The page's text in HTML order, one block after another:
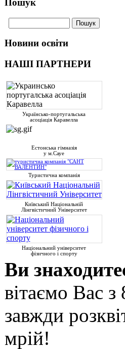
Пошук
Новини освіти
НАШІ ПАРТНЕРИ
Українсько-португальська
асоціація Каравелла
Естонська гімназія
у м.Сауе
Туристична компанія
Київський Національній
Лінгвістичний Університет
Національний університет
фізичного і спорту
Ви
вітаємо Вас
завжди
мрій!